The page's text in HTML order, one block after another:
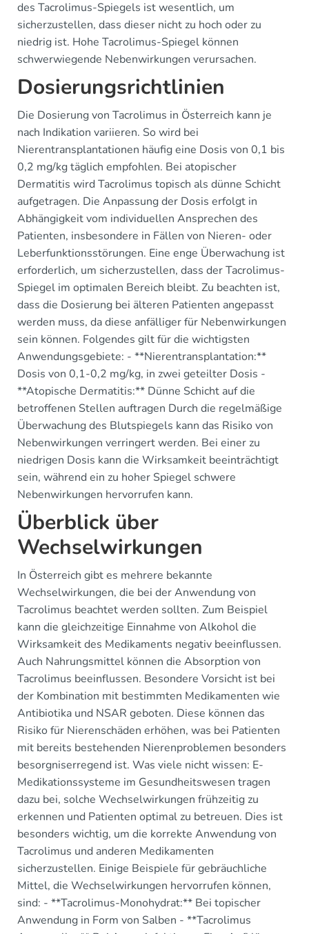
des Tacrolimus-Spiegels ist wesentlich, um
sicherzustellen, dass dieser nicht zu hoch oder zu
niedrig ist. Hohe Tacrolimus-Spiegel können
schwerwiegende Nebenwirkungen verursachen.
Dosierungsrichtlinien
Die Dosierung von Tacrolimus in Österreich kann je
nach Indikation variieren. So wird bei
Nierentransplantationen häufig eine Dosis von 0,1 bis
0,2 mg/kg täglich empfohlen. Bei atopischer
Dermatitis wird Tacrolimus topisch als dünne Schicht
aufgetragen. Die Anpassung der Dosis erfolgt in
Abhängigkeit vom individuellen Ansprechen des
Patienten, insbesondere in Fällen von Nieren- oder
Leberfunktionsstörungen. Eine enge Überwachung ist
erforderlich, um sicherzustellen, dass der Tacrolimus-
Spiegel im optimalen Bereich bleibt. Zu beachten ist,
dass die Dosierung bei älteren Patienten angepasst
werden muss, da diese anfälliger für Nebenwirkungen
sein können. Folgendes gilt für die wichtigsten
Anwendungsgebiete: - **Nierentransplantation:**
Dosis von 0,1-0,2 mg/kg, in zwei geteilter Dosis -
**Atopische Dermatitis:** Dünne Schicht auf die
betroffenen Stellen auftragen Durch die regelmäßige
Überwachung des Blutspiegels kann das Risiko von
Nebenwirkungen verringert werden. Bei einer zu
niedrigen Dosis kann die Wirksamkeit beeinträchtigt
sein, während ein zu hoher Spiegel schwere
Nebenwirkungen hervorrufen kann.
Überblick über
Wechselwirkungen
In Österreich gibt es mehrere bekannte
Wechselwirkungen, die bei der Anwendung von
Tacrolimus beachtet werden sollten. Zum Beispiel
kann die gleichzeitige Einnahme von Alkohol die
Wirksamkeit des Medikaments negativ beeinflussen.
Auch Nahrungsmittel können die Absorption von
Tacrolimus beeinflussen. Besondere Vorsicht ist bei
der Kombination mit bestimmten Medikamenten wie
Antibiotika und NSAR geboten. Diese können das
Risiko für Nierenschäden erhöhen, was bei Patienten
mit bereits bestehenden Nierenproblemen besonders
besorgniserregend ist. Was viele nicht wissen: E-
Medikationssysteme im Gesundheitswesen tragen
dazu bei, solche Wechselwirkungen frühzeitig zu
erkennen und Patienten optimal zu betreuen. Dies ist
besonders wichtig, um die korrekte Anwendung von
Tacrolimus und anderen Medikamenten
sicherzustellen. Einige Beispiele für gebräuchliche
Mittel, die Wechselwirkungen hervorrufen können,
sind: - **Tacrolimus-Monohydrat:** Bei topischer
Anwendung in Form von Salben - **Tacrolimus